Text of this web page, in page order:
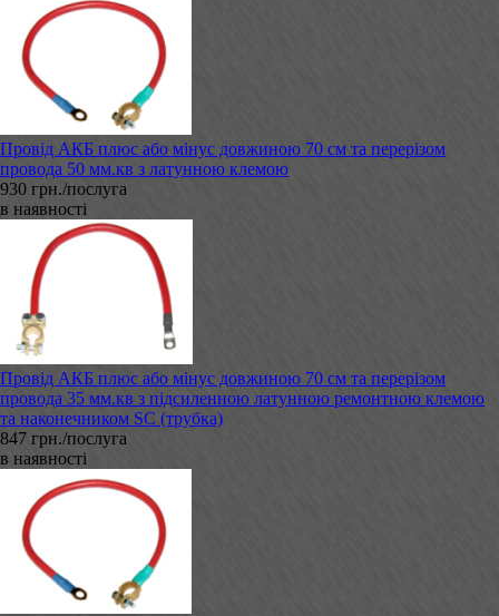
Провід АКБ плюс або мінус довжиною 70 см та перерізом
провода 50 мм.кв з латунною клемою
930 грн./послуга
в наявності
Провід АКБ плюс або мінус довжиною 70 см та перерізом
провода 35 мм.кв з підсиленною латунною ремонтною клемою
та наконечником SC (трубка)
847 грн./послуга
в наявності